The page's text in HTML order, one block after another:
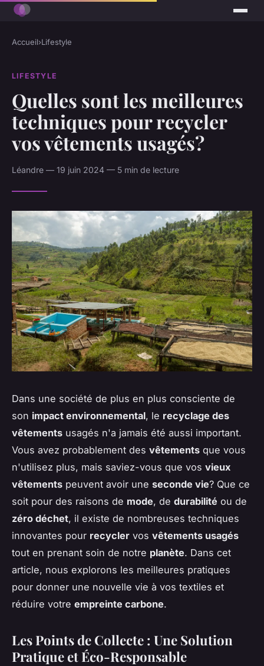
Accueil›Lifestyle
LIFESTYLE
Quelles sont les meilleures
techniques pour recycler
vos vêtements usagés?
Léandre — 19 juin 2024 — 5 min de lecture
Dans une société de plus en plus consciente de
son impact environnemental, le recyclage des
vêtements usagés n'a jamais été aussi important.
Vous avez probablement des vêtements que vous
n'utilisez plus, mais saviez-vous que vos vieux
vêtements peuvent avoir une seconde vie? Que ce
soit pour des raisons de mode, de durabilité ou de
zéro déchet, il existe de nombreuses techniques
innovantes pour recycler vos vêtements usagés
tout en prenant soin de notre planète. Dans cet
article, nous explorons les meilleures pratiques
pour donner une nouvelle vie à vos textiles et
réduire votre empreinte carbone.
Les Points de Collecte : Une Solution
Pratique et Éco-Responsable